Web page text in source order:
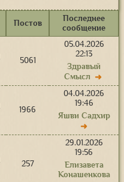
Постов
Последнее
сообщение
5061
05.04.2026
22:13
Здравый
Смысл ➜
1966
04.04.2026
19:46
Яшви Садхир
➜
257
29.01.2026
19:56
Елизавета
Конашенкова